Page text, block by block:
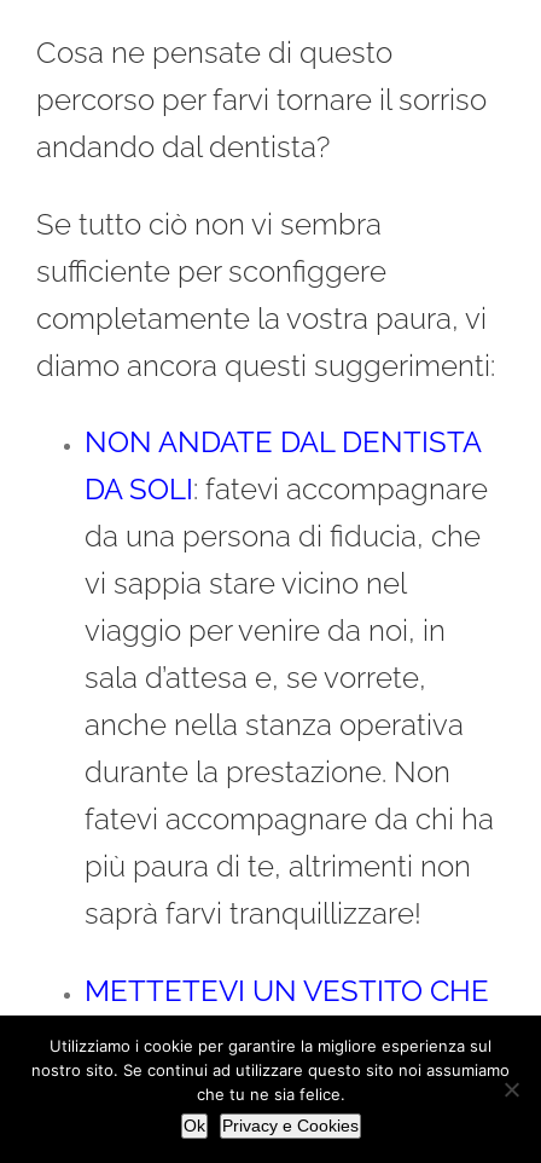
Cosa ne pensate di questo
percorso per farvi tornare il sorriso
andando dal dentista?
Se tutto ciò non vi sembra
sufficiente per sconfiggere
completamente la vostra paura, vi
diamo ancora questi suggerimenti:
NON ANDATE DAL DENTISTA
DA SOLI: fatevi accompagnare
da una persona di fiducia, che
vi sappia stare vicino nel
viaggio per venire da noi, in
sala d’attesa e, se vorrete,
anche nella stanza operativa
durante la prestazione. Non
fatevi accompagnare da chi ha
più paura di te, altrimenti non
saprà farvi tranquillizzare!
METTETEVI UN VESTITO CHE
VI PIACE : indossare un abito a
cui tenete, che vi dà
soddisfazione indossare,
Utilizziamo i cookie per garantire la migliore esperienza sul
nostro sito. Se continui ad utilizzare questo sito noi assumiamo
che tu ne sia felice.
Ok
Privacy e Cookies